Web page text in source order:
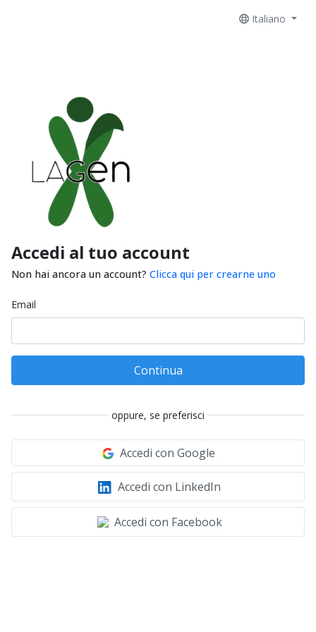
Italiano
Accedi al tuo account
Non hai ancora un account? Clicca qui per crearne uno
Email
Continua
oppure, se preferisci
Accedi con Google
Accedi con LinkedIn
Accedi con Facebook